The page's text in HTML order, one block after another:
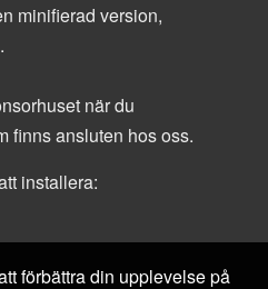
minifierad version,
när du
finns ansluten hos oss.
installera:
förbättra din upplevelse på